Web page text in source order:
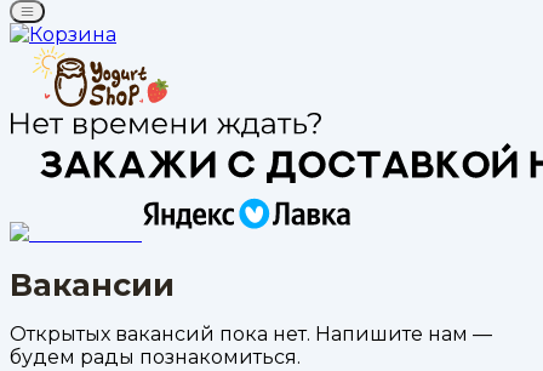
Вакансии
Открытых вакансий пока нет. Напишите нам —
будем рады познакомиться.